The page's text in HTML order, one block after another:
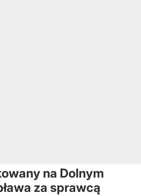
na Dolnym
za sprawcą